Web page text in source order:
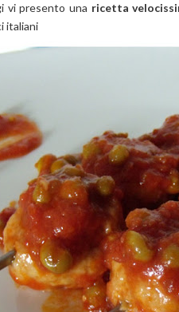
vi presento una ricetta
italiani